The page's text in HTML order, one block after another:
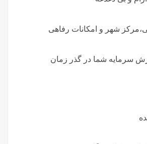
شهر و امکانات رفاهی
سرمایه شما در گذر زمان